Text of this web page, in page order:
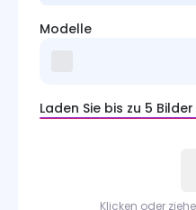
Modelle
Laden Sie bis zu 5
Klicken oder